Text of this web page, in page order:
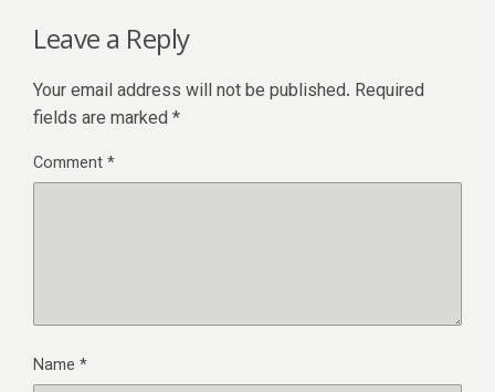
Leave a Reply
Your email address will not be published. Required
fields are marked *
Comment*
Name *